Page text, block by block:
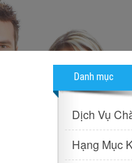
Danh mục
Dịch Vụ
Hạng Mục